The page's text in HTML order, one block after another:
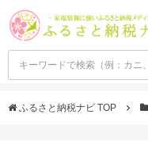
ふるさと納税ナビ TOP